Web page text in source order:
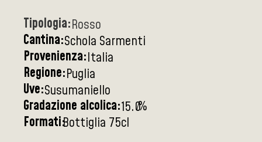
Tipologia:Rosso
Cantina:Schola Sarmenti
Provenienza:Italia
Regione:Puglia
Uve:Susumaniello
Gradazione alcolica:15.0%
Formati:Bottiglia 75cl